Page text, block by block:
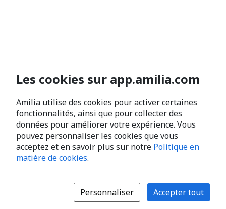
Les cookies sur app.amilia.com
Amilia utilise des cookies pour activer certaines
fonctionnalités, ainsi que pour collecter des
données pour améliorer votre expérience. Vous
pouvez personnaliser les cookies que vous
acceptez et en savoir plus sur notre Politique en
matière de cookies.
Personnaliser Accepter tout